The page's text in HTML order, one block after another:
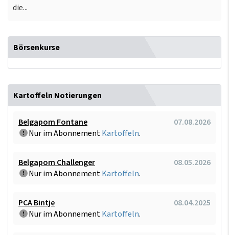
die...
Börsenkurse
Kartoffeln Notierungen
Belgapom Fontane
07.08.2026
Nur im AbonnementKartoffeln.
Belgapom Challenger
08.05.2026
Nur im AbonnementKartoffeln.
PCA Bintje
08.04.2025
Nur im AbonnementKartoffeln.